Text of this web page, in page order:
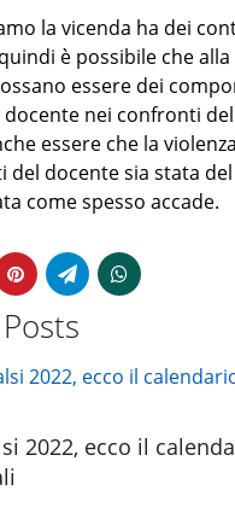
la vicenda ha dei
è possibile che alla
essere dei
nei confronti
essere che la
del docente sia stata
come spesso accade.
2022, ecco il